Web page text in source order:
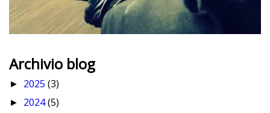
Archivio blog
► 2025 (3)
► 2024(5)